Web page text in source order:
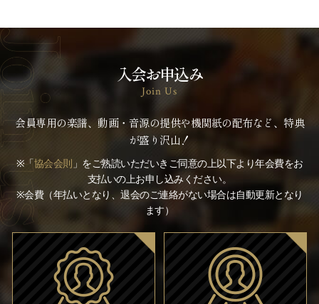
入会お申込み
Join Us
会員専用の楽譜、動画・音源の提供や機関紙の配布など、特典
が盛り沢山！
※「協会会則 」をご熟読いただいきご同意の上以下より年会費をお
支払いの上お申し込みください。
※会費（年払いとなり、退会のご連絡がない場合は自動更新となり
ます）